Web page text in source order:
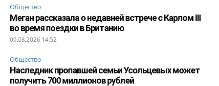
Общество
Меган рассказала о недавней встрече с Карлом III
во время поездки в Британию
09.08.2026 14:52
Общество
Наследник пропавшей семьи Усольцевых может
получить 700 миллионов рублей